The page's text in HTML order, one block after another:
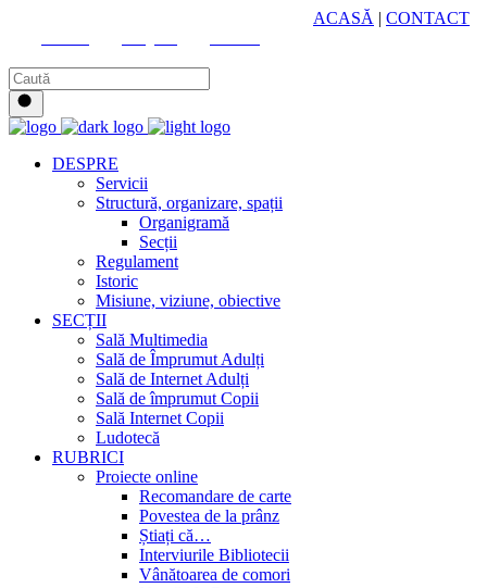
ACASĂ | CONTACT
DESPRE
Servicii
Structură, organizare, spații
Organigramă
Secții
Regulament
Istoric
Misiune, viziune, obiective
SECȚII
Sală Multimedia
Sală de Împrumut Adulți
Sală de Internet Adulți
Sală de împrumut Copii
Sală Internet Copii
Ludotecă
RUBRICI
Proiecte online
Recomandare de carte
Povestea de la prânz
Știați că…
Interviurile Bibliotecii
Vânătoarea de comori